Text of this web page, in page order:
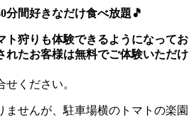
分間好きなだけ食べ放題🎵
ト狩りも体験できるようになってお
れたお客様は無料でご体験いただけ
ください。
ませんが、駐車場横のトマトの楽園